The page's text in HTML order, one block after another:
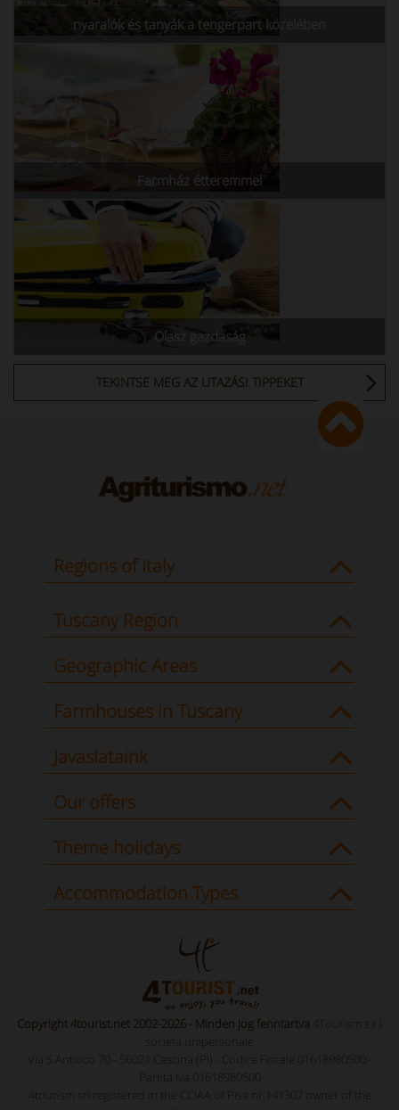
nyaralók és tanyák a tengerpart közelében
Farmház étteremmel
Olasz gazdaság
TEKINTSE MEG AZ UTAZÁSI TIPPEKET
Regions of Italy
Tuscany Region
Geographic Areas
Farmhouses in Tuscany
Javaslataink
Our offers
Theme holidays
Accommodation Types
Copyright 4tourist.net 2002-2026 - Minden jog fenntartva 4Tourism s.r.l
società unipersonale
Via S.Antioco 70 - 56021 Cascina (PI) - Codice Fiscale 01618980500 -
Partita Iva 01618980500
4tourism srl registered in the CCIAA of Pisa nr.141307 owner of the